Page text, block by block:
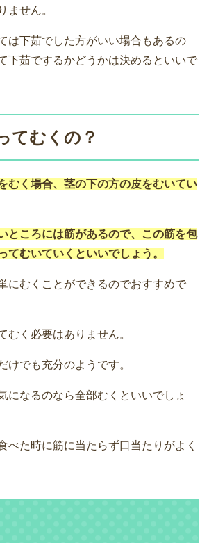
ません。
は下茹でした方がいい場合もあるの
下茹でするかどうかは決めるといいで
てむくの？
むく場合、茎の下の方の皮をむいてい
ところには筋があるので、この筋を包
てむいていくといいでしょう。
にむくことができるのでおすすめで
むく必要はありません。
けでも充分のようです。
になるのなら全部むくといいでしょ
べた時に筋に当たらず口当たりがよく